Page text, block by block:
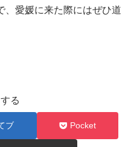
、愛媛に来た際にはぜひ道
る
ブ Pocket